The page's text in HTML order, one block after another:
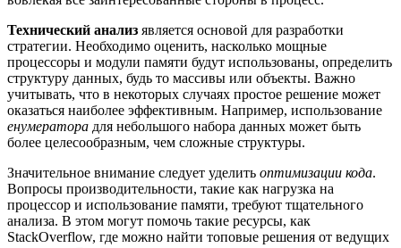
Технический анализ является основой для разработки
стратегии. Необходимо оценить, насколько мощные
процессоры и модули памяти будут использованы, определить
структуру данных, будь то массивы или объекты. Важно
учитывать, что в некоторых случаях простое решение может
оказаться наиболее эффективным. Например, использование
енумератора для небольшого набора данных может быть
более целесообразным, чем сложные структуры.
Значительное внимание следует уделить оптимизации кода.
Вопросы производительности, такие как нагрузка на
процессор и использование памяти, требуют тщательного
анализа. В этом могут помочь такие ресурсы, как
StackOverflow, где можно найти топовые решения от ведущих